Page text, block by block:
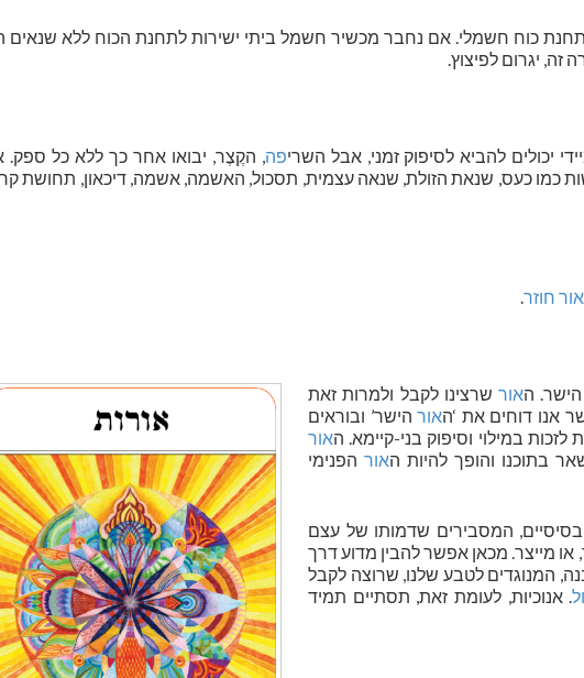
כוח חשמלי. אם נחבר מכשיר חשמל ביתי ישירות לתחנת הכוח ללא שנאים
זה, יגרום לפיצוץ.
יכולים להביא לסיפוק זמני, אבל השריפה, הקֶצֶר, יבואו אחר כך ללא כל ספק.
כמו כעס, שנאת הזולת, שנאה עצמית, תסכול, האשמה, אשמה, דיכאון, תחושת
אור חוזר.
הישר. האור שרצינו לקבל ולמרות זאת
אנו דוחים את ‘האורהישר’ ובוראים
לזכות במילוי וסיפוק בני-קיימא. האור
בתוכנו והופך להיות האור הפנימי
המסבירים שדמותו של עצם
או מייצר. מכאן אפשר להבין מדוע דרך
המנוגדים לטבע שלנו, שרוצה לקבל
. אנוכיות, לעומת זאת, תסתיים תמיד